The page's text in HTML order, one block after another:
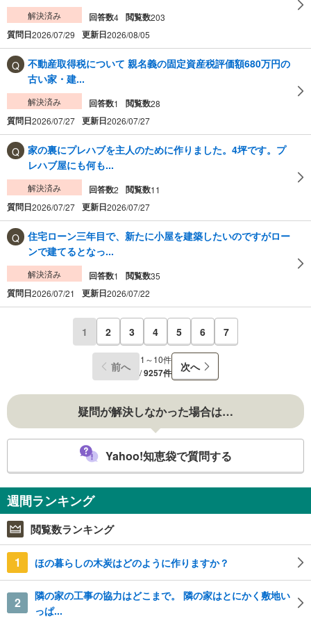
解決済み 回答数4 閲覧数203
質問日2026/07/29 更新日2026/08/05
不動産取得税について 親名義の固定資産税評価額680万円の
古い家・建...
解決済み 回答数1 閲覧数28
質問日2026/07/27 更新日2026/07/27
家の裏にプレハブを主人のために作りました。4坪です。プ
レハブ屋にも何も...
解決済み 回答数2 閲覧数11
質問日2026/07/27 更新日2026/07/27
住宅ローン三年目で、新たに小屋を建築したいのですがロー
ンで建てるとなっ...
解決済み 回答数1 閲覧数35
質問日2026/07/21 更新日2026/07/22
1 2 3 4 5 6 7
前へ
1～10件
/9257件 次へ
疑問が解決しなかった場合は…
Yahoo!知恵袋で質問する
週間ランキング
閲覧数ランキング
1 ほの暮らしの木炭はどのように作りますか？
2
隣の家の工事の協力はどこまで。 隣の家はとにかく敷地い
っぱ...